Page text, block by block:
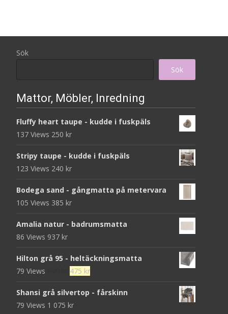
Sök
Sök
Mattor, Möbler, Inredning
Fluffy heart taupe - kudde i fuskpäls
137 Views 250 kr
Stripy taupe - kudde i fuskpäls
123 Views 240 kr
Bodega sand - gångmatta på metervara
105 Views 385 kr
Amalia natur - badrumsmatta
86 Views 937 kr
Hilton grå 95 - heltäckningsmatta
79 Views
Det
priset
var:
475 krDet
priset
Shansi grå silvertop - fårskinn
79 Views 1 075 kr